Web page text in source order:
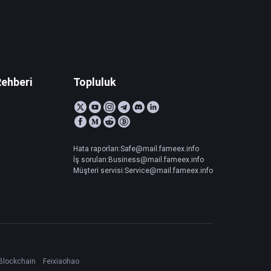
Topluluk
Hata raporları:Safe@mail.fameex.info
İş soruları:Business@mail.fameex.info
Müşteri servisi:Service@mail.fameex.info
Feixiaohao